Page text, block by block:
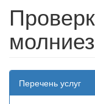
Перечень услуг